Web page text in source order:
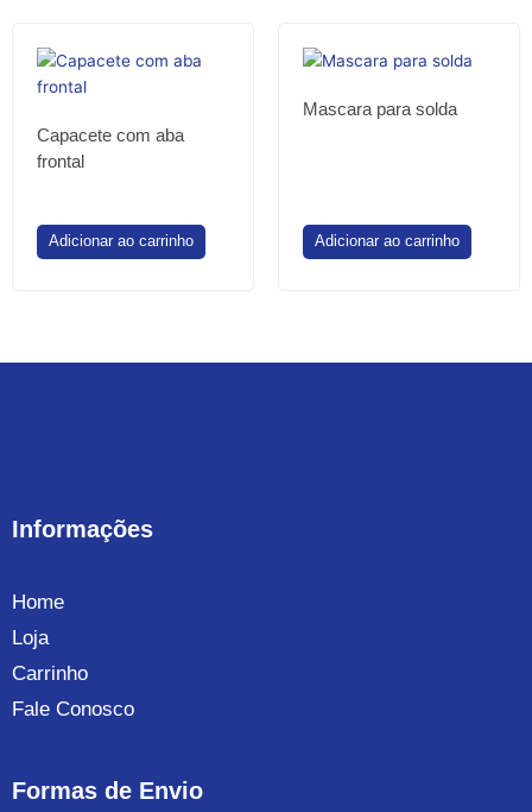
Capacete com aba
frontal
Adicionar ao carrinho
Mascara para solda
Adicionar ao carrinho
Informações
Home
Loja
Carrinho
Fale Conosco
Formas de Envio